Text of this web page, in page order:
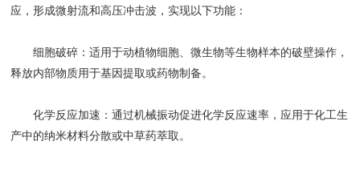
应，形成微射流和高压冲击波，实现以下功能：
‌细胞破碎‌：适用于动植物细胞、微生物等生物样本的破壁操作，
释放内部物质用于基因提取或药物制备。 ‌
‌化学反应加速‌：通过机械振动促进化学反应速率，应用于化工生
产中的纳米材料分散或中草药萃取。 ‌